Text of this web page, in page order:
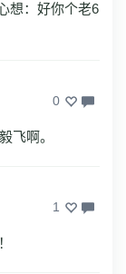
想：好你个老6
0
飞啊。
1